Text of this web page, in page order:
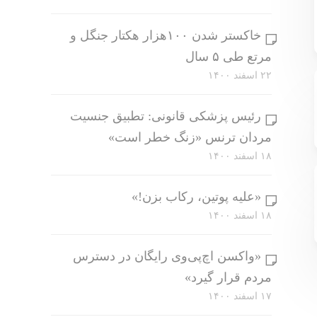
خاکستر شدن ۱۰۰هزار هکتار جنگل و
مرتع طی ۵ سال
۲۲ اسفند ۱۴۰۰
رئیس پزشکی قانونی: تطبیق جنسیت
مردان ترنس «زنگ خطر است»
۱۸ اسفند ۱۴۰۰
«علیه پوتین، رکاب بزن!»
۱۸ اسفند ۱۴۰۰
«واکسن اچ‌پی‌وی رایگان در دسترس
مردم قرار گیرد»
۱۷ اسفند ۱۴۰۰